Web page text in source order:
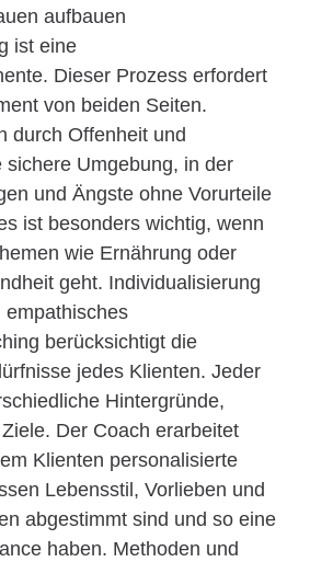
aufbauen
ist eine
Dieser Prozess erfordert
von beiden Seiten.
durch Offenheit und
sichere Umgebung, in der
und Ängste ohne Vorurteile
ist besonders wichtig, wenn
wie Ernährung oder
geht. Individualisierung
empathisches
berücksichtigt die
jedes Klienten. Jeder
Hintergründe,
Der Coach erarbeitet
Klienten personalisierte
Lebensstil, Vorlieben und
abgestimmt sind und so eine
haben. Methoden und